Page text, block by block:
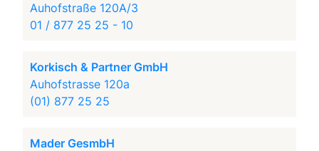
Auhofstraße 120A/3
01 / 877 25 25 - 10
Korkisch & Partner GmbH
Auhofstrasse 120a
(01) 877 25 25
Mader GesmbH